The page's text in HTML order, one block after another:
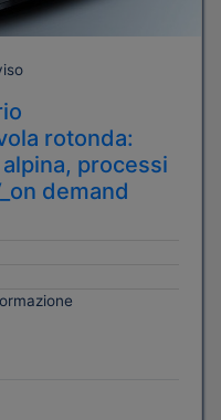
rotonda:
processi
demand